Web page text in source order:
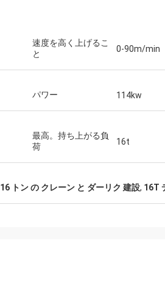
速度を高く上げるこ
と
0-90m/min
パワー 114kw
最高。持ち上がる負
荷
16t
16 トン の クレーン と ダーリク 建設, 16T